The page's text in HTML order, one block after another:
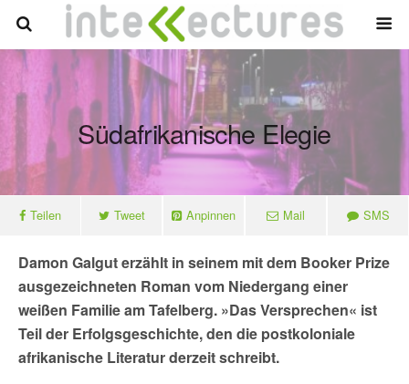
Südafrikanische Elegie
Teilen Tweet Anpinnen Mail SMS
Damon Galgut erzählt in seinem mit dem Booker Prize
ausgezeichneten Roman vom Niedergang einer
weißen Familie am Tafelberg. »Das Versprechen« ist
Teil der Erfolgsgeschichte, den die postkoloniale
afrikanische Literatur derzeit schreibt.